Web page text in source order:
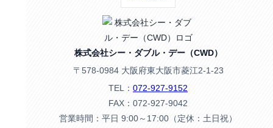
株式会社シー・ダブル・デー（CWD）
〒578-0984 大阪府東大阪市菱江2-1-23
TEL： 072-927-9152
FAX：072-927-9042
営業時間：平日 9:00～17:00（定休：土日祝）